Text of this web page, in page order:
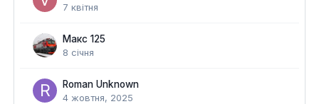
7 квітня
Макс 125
8 січня
Roman Unknown
4 жовтня, 2025